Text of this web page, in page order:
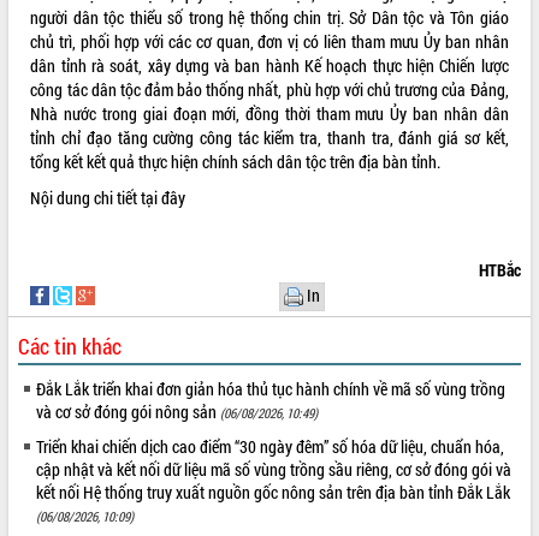
mặt Đoàn chuyên gia y tế TP. Hồ Chí
Minh
Lễ truy điệu và an táng hài cốt liệt sĩ
tại Nghĩa trang Liệt sĩ xã Sơn Hòa
Bàn giải pháp tháo gỡ khó khăn trong
xuất khẩu sầu riêng và triển khai quy
định EUDR
Thứ trưởng Bộ Nông nghiệp và Môi
Trình diễn nghệ thuật chế biến các
món ăn từ sầu riêng
Đắk Lắk công bố Quy hoạch và xúc
tiến đầu tư tỉnh
Ngành cá ngừ Đắk Lắk chủ động thích
ứng để giữ vững thị trường xuất khẩu
Diễn đàn Kinh tế tư nhân Việt Nam đột
phá cơ chế - Hợp tác công tư
Đề án 06 tạo bước ngoặt đột phá trong
THỐNG KÊ TRUY CẬP
Hôm nay: 13390
Tất cả: 66026130
người dân tộc thiểu số trong hệ thống chin trị. Sở Dân tộc và Tôn giáo
chủ trì, phối hợp với các cơ quan, đơn vị có liên tham mưu Ủy ban nhân
dân tỉnh rà soát, xây dựng và ban hành Kế hoạch thực hiện Chiến lược
công tác dân tộc đảm bảo thống nhất, phù hợp với chủ trương của Đảng,
Nhà nước trong giai đoạn mới, đồng thời tham mưu Ủy ban nhân dân
tỉnh chỉ đạo tăng cường công tác kiểm tra, thanh tra, đánh giá sơ kết,
tổng kết kết quả thực hiện chính sách dân tộc trên địa bàn tỉnh.
Nội dung chi tiếttại đây
HTBắc
In
Các tin khác
Đắk Lắk triển khai đơn giản hóa thủ tục hành chính về mã số vùng trồng
và cơ sở đóng gói nông sản (06/08/2026, 10:49)
Triển khai chiến dịch cao điểm “30 ngày đêm” số hóa dữ liệu, chuẩn hóa,
cập nhật và kết nối dữ liệu mã số vùng trồng sầu riêng, cơ sở đóng gói và
kết nối Hệ thống truy xuất nguồn gốc nông sản trên địa bàn tỉnh Đắk Lắk
(06/08/2026, 10:09)